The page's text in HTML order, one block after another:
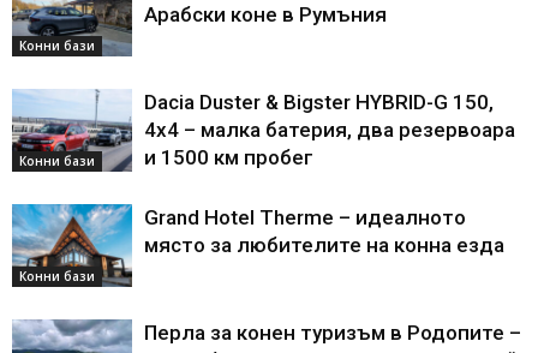
Конни бази
Арабски коне в Румъния
Конни бази
Dacia Duster & Bigster HYBRID-G 150,
4х4 – малка батерия, два резервоара
и 1500 км пробег
Конни бази
Grand Hotel Therme – идеалното
място за любителите на конна езда
Перла за конен туризъм в Родопите –